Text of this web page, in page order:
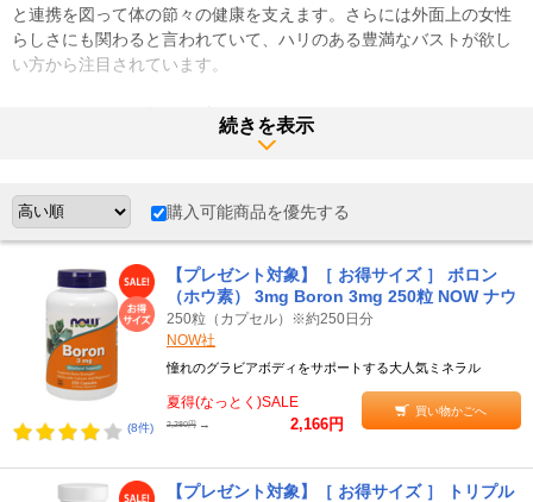
と連携を図って体の節々の健康を支えます。さらには外面上の女性
らしさにも関わると言われていて、ハリのある豊満なバストが欲し
い方から注目されています。
ボロン（ホウ素）は、女性ホルモンのひとつである
く貢献します。
ボロン（ホウ素）に支えられるエストロゲンが乳腺の発達をサポー
トし、豊かなバスト作りをアシスト。そのためボロン（ホウ素）
は、メリハリボディーの黒子役として注目されています。
●こんな方におすすめ
気になる男性を振り向かせたい方は、ボロンの適量摂取でエストロ
ゲンのポテンシャルを引き出しています。豊満なバストとメリハリ
のあるボディーラインを手にして、楽しい恋や夫婦生活を目指せま
す。
続きを表示
購入可能商品を優先する
(8件)
【プレゼント対象】［ お得サイズ ］ ボロン
（ホウ素） 3mg Boron 3mg 250粒 NOW ナウ
250粒（カプセル）※約250日分
NOW社
憧れのグラビアボディをサポートする大人気ミネラル
夏得(なっとく)SALE
2,280円 → 2,166円
買い物かごへ
【プレゼント対象】［ お得サイズ ］ トリプル